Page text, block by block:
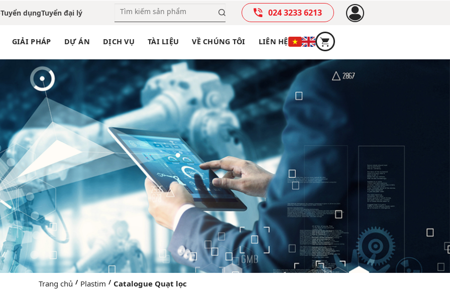
Tuyển dụngTuyển đại lý 024 3233 6213
GIẢI PHÁP DỰ ÁN DỊCH VỤ TÀI LIỆU VỀ CHÚNG TÔI LIÊN HỆ
Trang chủ / Plastim / Catalogue Quạt lọc